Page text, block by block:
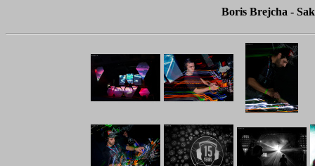
Boris Brejcha -